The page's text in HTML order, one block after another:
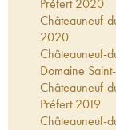
Châteauneuf-
2020
Châteauneuf-
Domaine
Châteauneuf-
Préfert 2019
Châteauneuf-